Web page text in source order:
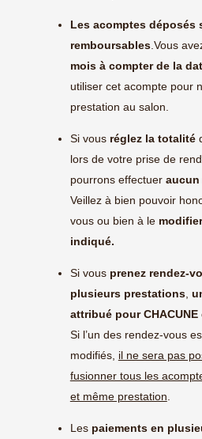
Les acomptes déposés
remboursables.Vous
mois à compter de la
utiliser cet acompte pour
prestation au salon.
Si vous réglez la totalité
lors de votre prise de
pourrons effectuer aucun
Veillez à bien pouvoir
vous ou bien à le
indiqué.
Si vous prenez rendez-
plusieurs prestations,
attribué pour
Si l’un des rendez-vous
modifiés, il ne sera pas
fusionner tous les
et même prestation
Les paiements en